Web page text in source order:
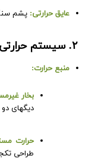
عایق حرارتی: پشم
۲. سیستم حرارتی:
منبع حرارت:
بخار
دیگهای دو
حرارت
طراحی